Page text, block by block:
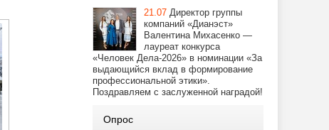
21.07 Директор группы
компаний «Дианэст»
Валентина Михасенко —
лауреат конкурса
«Человек Дела-2026» в номинации «За
выдающийся вклад в формирование
профессиональной этики».
Поздравляем с заслуженной наградой!
Опрос